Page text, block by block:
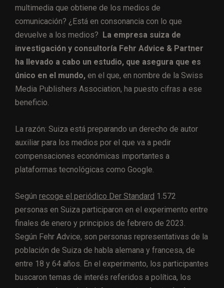
multimedia que obtiene de los medios de
comunicación? ¿Está en consonancia con lo que
devuelve a los medios?
La empresa suiza de
investigación y consultoría Fehr Advice & Partner
ha llevado a cabo un estudio, que asegura que es
único en el mundo, en el que, en nombre de la Swiss
Media Publishers Association, ha puesto cifras a ese
beneficio.
La razón: Suiza está preparando un derecho de autor
auxiliar para los medios por el que va a pedir
compensaciones económicas importantes a
plataformas tecnológicas como Google.
Según recoge el periódico Der Standard 1.572
personas en Suiza participaron en el experimento entre
finales de enero y principios de febrero de 2023.
Según Fehr Advice, son personas representativas de la
población de Suiza de habla alemana y francesa, de
entre 18 y 64 años. En el experimento, los participantes
buscaron temas de interés referidos a política, los